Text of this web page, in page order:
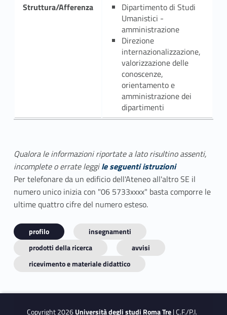
Struttura/Afferenza
Dipartimento di Studi
Umanistici -
amministrazione
Direzione
internazionalizzazione,
valorizzazione delle
conoscenze,
orientamento e
amministrazione dei
dipartimenti
Qualora le informazioni riportate a lato risultino assenti,
incomplete o errate leggile seguenti istruzioni
Per telefonare da un edificio dell'Ateneo all'altro SE il
numero unico inizia con "06 5733xxxx" basta comporre le
ultime quattro cifre del numero esteso.
profilo
insegnamenti
prodotti della ricerca
avvisi
ricevimento e materiale didattico
Copyright 2026Università degli studi Roma Tre| C.F./P.I.